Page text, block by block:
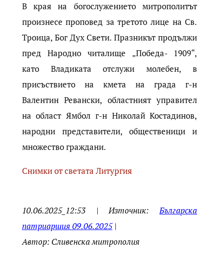
В края на богослужението митрополитът
произнесе проповед за третото лице на Св.
Троица, Бог Дух Свети. Празникът продължи
пред Народно читалище „Победа- 1909“,
като Владиката отслужи молебен, в
присъствието на кмета на града г-н
Валентин Ревански, областният управител
на област Ямбол г-н Николай Костадинов,
народни представители, общественици и
множество граждани.
Снимки от светата Литургия
10.06.2025_12:53 | Източник:Българска
патриаршия 09.06.2025|
Автор: Сливенска митрополия